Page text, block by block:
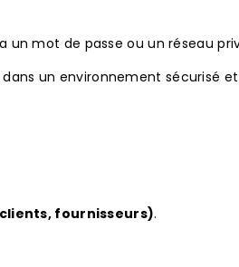
un mot de passe ou un réseau
dans un environnement sécurisé
fournisseurs).